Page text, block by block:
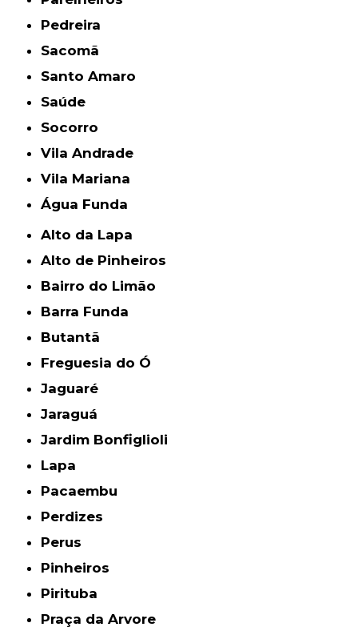
Pedreira
Sacomã
Santo Amaro
Saúde
Socorro
Vila Andrade
Vila Mariana
Água Funda
Alto da Lapa
Alto de Pinheiros
Bairro do Limão
Barra Funda
Butantã
Freguesia do Ó
Jaguaré
Jaraguá
Jardim Bonfiglioli
Lapa
Pacaembu
Perdizes
Perus
Pinheiros
Pirituba
Praça da Arvore